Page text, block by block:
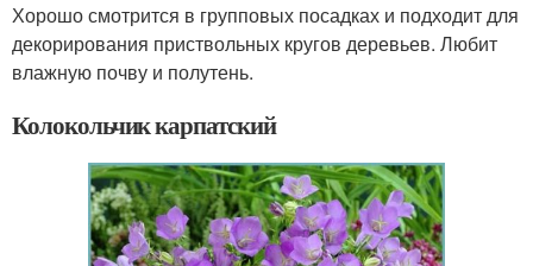
Хорошо смотрится в групповых посадках и подходит для
декорирования приствольных кругов деревьев. Любит
влажную почву и полутень.
Колокольчик карпатский